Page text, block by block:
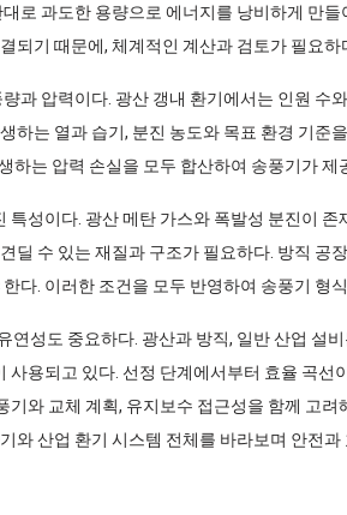
로 과도한 용량으로 에너지를 낭비하게 만
되기 때문에, 체계적인 계산과 검토가 필요하
과 압력이다. 광산 갱내 환기에서는 인원
하는 열과 습기, 분진 농도와 목표 환경 기
하는 압력 손실을 모두 합산하여 송풍기가
특성이다. 광산 메탄 가스와 폭발성 분진이
딜 수 있는 재질과 구조가 필요하다. 방직
다. 이러한 조건을 모두 반영하여 송풍기 형
성도 중요하다. 광산과 방직, 일반 산업 설
사용되고 있다. 선정 단계에서부터 효율 곡
와 교체 계획, 유지보수 접근성을 함께 고
와 산업 환기 시스템 전체를 바라보며 안전